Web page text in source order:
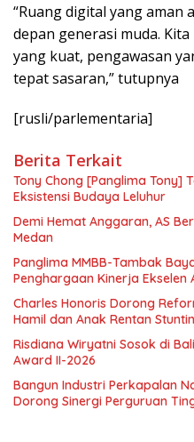
“Ruang digital yang aman
depan generasi muda.
yang kuat, pengawasan
tepat sasaran,” tutupnya
[rusli/parlementaria]
Berita Terkait
Tony Chong [Panglima Tony]
Eksistensi Budaya Leluhur
Demi Hemat Anggaran, AS
Medan
Panglima MMBB-Tambak
Penghargaan Kinerja Ekselen
Charles Honoris Dorong
Hamil dan Anak Rentan
Risdiana Wiryatni Sosok di
Award II-2026
Bangun Industri Perkapalan
Dorong Sinergi Perguruan